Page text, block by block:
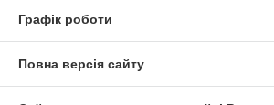
Графік роботи
Повна версія сайту